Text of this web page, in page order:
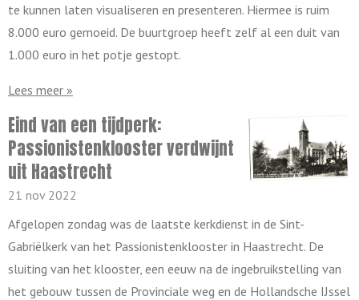
te kunnen laten visualiseren en presenteren. Hiermee is ruim
8.000 euro gemoeid. De buurtgroep heeft zelf al een duit van
1.000 euro in het potje gestopt.
Lees meer »
Eind van een tijdperk:
Passionistenklooster verdwijnt
uit Haastrecht
21 nov 2022
Afgelopen zondag was de laatste kerkdienst in de Sint-
Gabriëlkerk van het Passionistenklooster in Haastrecht. De
sluiting van het klooster, een eeuw na de ingebruikstelling van
het gebouw tussen de Provinciale weg en de Hollandsche IJssel